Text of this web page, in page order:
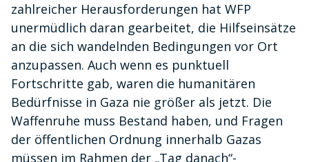
zahlreicher Herausforderungen hat WFP
unermüdlich daran gearbeitet, die Hilfseinsätze
an die sich wandelnden Bedingungen vor Ort
anzupassen. Auch wenn es punktuell
Fortschritte gab, waren die humanitären
Bedürfnisse in Gaza nie größer als jetzt. Die
Waffenruhe muss Bestand haben, und Fragen
der öffentlichen Ordnung innerhalb Gazas
müssen im Rahmen der „Tag danach“-